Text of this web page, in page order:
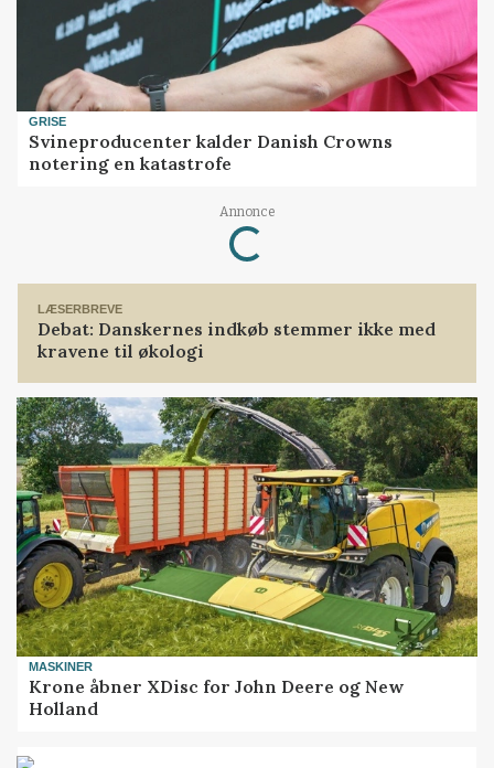
GRISE
Svineproducenter kalder Danish Crowns
notering en katastrofe
Annonce
Loading...
LÆSERBREVE
Debat: Danskernes indkøb stemmer ikke med
kravene til økologi
MASKINER
Krone åbner XDisc for John Deere og New
Holland